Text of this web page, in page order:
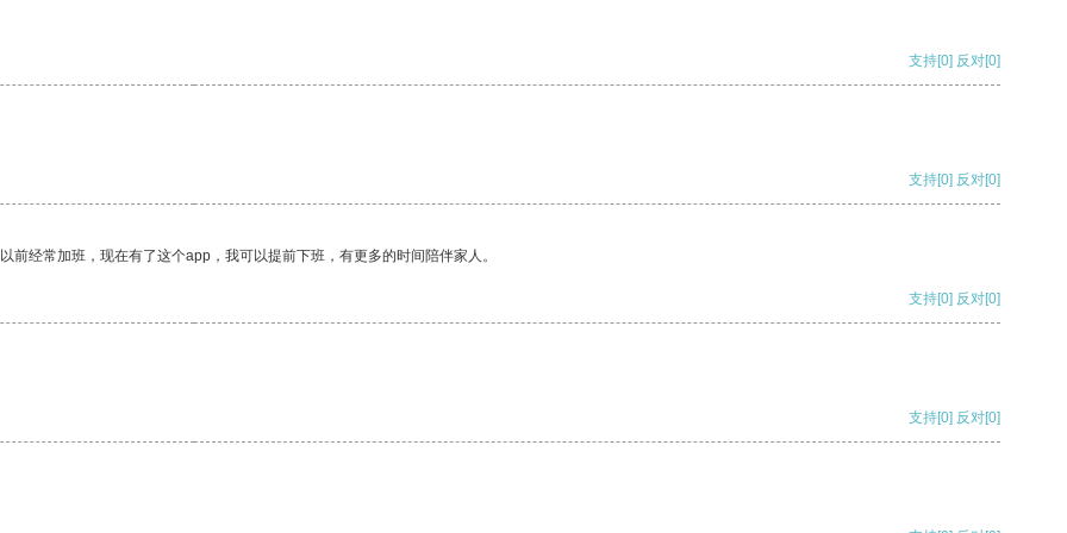
支持[0] 反对[0]
支持[0] 反对[0]
经常加班，现在有了这个app，我可以提前下班，有更多的时间陪伴家人。
支持[0] 反对[0]
支持[0] 反对[0]